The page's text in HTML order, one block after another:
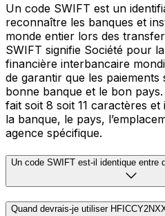
Un code SWIFT est un
reconnaître les banques et
monde entier lors des
SWIFT signifie Société pour
financière interbancaire
de garantir que les
bonne banque et le bon
fait soit 8 soit 11 caractères
la banque, le pays,
agence spécifique.
Un code SWIFT est-il identique entre
Quand devrais-je utiliser